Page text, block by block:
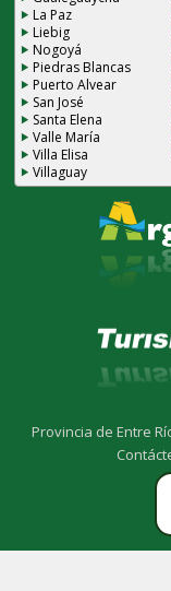
La Paz
Liebig
Nogoyá
Piedras Blancas
Puerto Alvear
San José
Santa Elena
Valle María
Villa Elisa
Villaguay
Provincia de Entre